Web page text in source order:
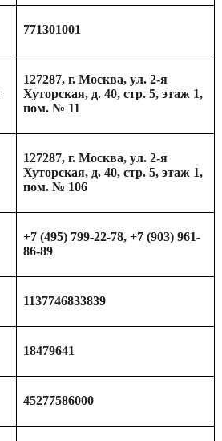
771301001
127287, г. Москва, ул. 2-я
Хуторская, д. 40, стр. 5, этаж 1,
пом. № 11
127287, г. Москва, ул. 2-я
Хуторская, д. 40, стр. 5, этаж 1,
пом. № 106
+7 (495) 799-22-78, +7 (903) 961-
86-89
1137746833839
18479641
45277586000